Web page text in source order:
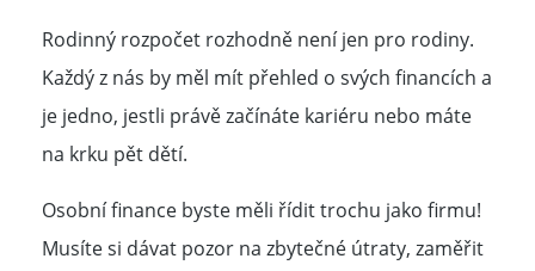
Rodinný rozpočet rozhodně není jen pro rodiny.
Každý z nás by měl mít přehled o svých financích a
je jedno, jestli právě začínáte kariéru nebo máte
na krku pět dětí.
Osobní finance byste měli řídit trochu jako firmu!
Musíte si dávat pozor na zbytečné útraty, zaměřit